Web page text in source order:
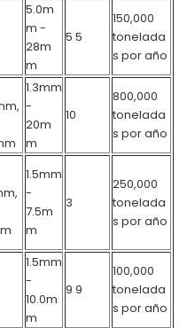
5.0m
m -
28m
m
5 5
150,000
tonelada
s por año
1.3mm
-
20m
m
10
800,000
tonelada
s por año
1.5mm
-
7.5m
m
3
250,000
tonelada
s por año
1.5mm
-
10.0m
m
9 9
100,000
tonelada
s por año